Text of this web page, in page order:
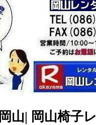
山| 岡山椅子